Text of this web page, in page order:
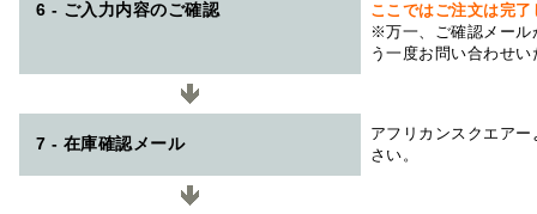
6 - ご入力内容のご確認
ここではご注文は完
※万一、ご確認メール
う一度お問い合わせ
7 - 在庫確認メール
アフリカンスクエアー
さい。